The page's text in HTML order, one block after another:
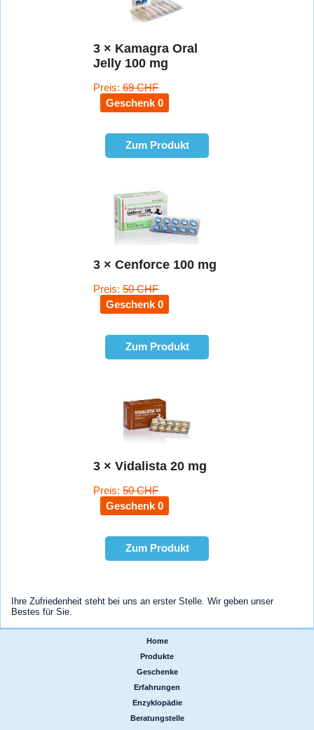
3 × Kamagra Oral
Jelly 100 mg
Preis: 69 CHF
Geschenk 0
Zum Produkt
3 × Cenforce 100 mg
Preis: 50 CHF
Geschenk 0
Zum Produkt
3 × Vidalista 20 mg
Preis: 50 CHF
Geschenk 0
Zum Produkt
Ihre Zufriedenheit steht bei uns an erster Stelle. Wir geben unser
Bestes für Sie.
Home
Produkte
Geschenke
Erfahrungen
Enzyklopädie
Beratungstelle